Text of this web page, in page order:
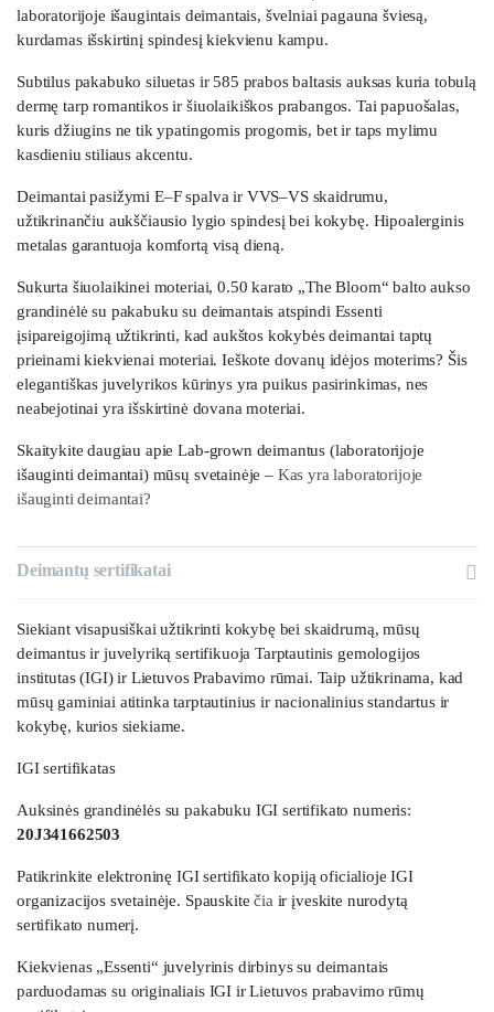
laboratorijoje išaugintais deimantais, švelniai pagauna šviesą,
kurdamas išskirtinį spindesį kiekvienu kampu.
Subtilus pakabuko siluetas ir 585 prabos baltasis auksas kuria tobulą
dermę tarp romantikos ir šiuolaikiškos prabangos. Tai papuošalas,
kuris džiugins ne tik ypatingomis progomis, bet ir taps mylimu
kasdieniu stiliaus akcentu.
Deimantai pasižymi E–F spalva ir VVS–VS skaidrumu,
užtikrinančiu aukščiausio lygio spindesį bei kokybę. Hipoalerginis
metalas garantuoja komfortą visą dieną.
Sukurta šiuolaikinei moteriai, 0.50 karato „The Bloom“ balto aukso
grandinėlė su pakabuku su deimantais atspindi Essenti
įsipareigojimą užtikrinti, kad aukštos kokybės deimantai taptų
prieinami kiekvienai moteriai. Ieškote dovanų idėjos moterims? Šis
elegantiškas juvelyrikos kūrinys yra puikus pasirinkimas, nes
neabejotinai yra išskirtinė dovana moteriai.
Skaitykite daugiau apie Lab-grown deimantus (laboratorijoje
išauginti deimantai) mūsų svetainėje – Kas yra laboratorijoje
išauginti deimantai?
Deimantų sertifikatai
Siekiant visapusiškai užtikrinti kokybę bei skaidrumą, mūsų
deimantus ir juvelyriką sertifikuoja Tarptautinis gemologijos
institutas (IGI) ir Lietuvos Prabavimo rūmai. Taip užtikrinama, kad
mūsų gaminiai atitinka tarptautinius ir nacionalinius standartus ir
kokybę, kurios siekiame.
IGI sertifikatas
Auksinės grandinėlės su pakabuku IGI sertifikato numeris:
20J341662503
Patikrinkite elektroninę IGI sertifikato kopiją oficialioje IGI
organizacijos svetainėje. Spauskitečia ir įveskite nurodytą
sertifikato numerį.
Kiekvienas „Essenti“ juvelyrinis dirbinys su deimantais
parduodamas su originaliais IGI ir Lietuvos prabavimo rūmų